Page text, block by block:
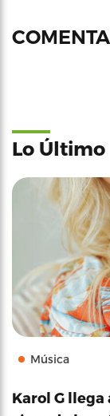
Lo Último
Música
Karol G llega